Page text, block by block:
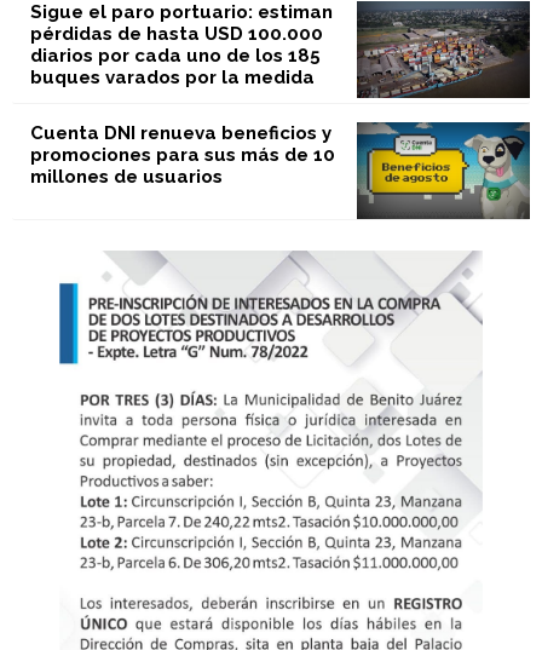
Sigue el paro portuario: estiman
pérdidas de hasta USD 100.000
diarios por cada uno de los 185
buques varados por la medida
Cuenta DNI renueva beneficios y
promociones para sus más de 10
millones de usuarios